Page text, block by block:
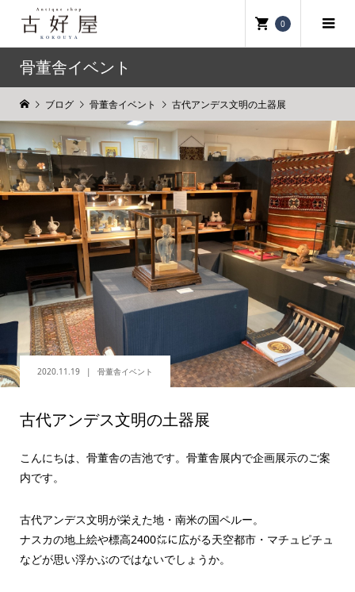
0
骨董舎イベント
ブログ 骨董舎イベント 古代アンデス文明の土器展
2020.11.19 骨董舎イベント
古代アンデス文明の土器展
こんにちは、骨董舎の吉池です。骨董舎展内で企画展示のご案
内です。
古代アンデス文明が栄えた地・南米の国ペルー。
ナスカの地上絵や標高2400㍍に広がる天空都市・マチュピチュ
などが思い浮かぶのではないでしょうか。